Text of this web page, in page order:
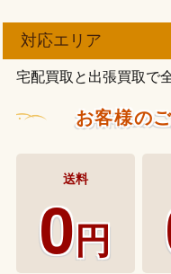
対応エリア
宅配買取と出張買取で
お客様の
送料
0円